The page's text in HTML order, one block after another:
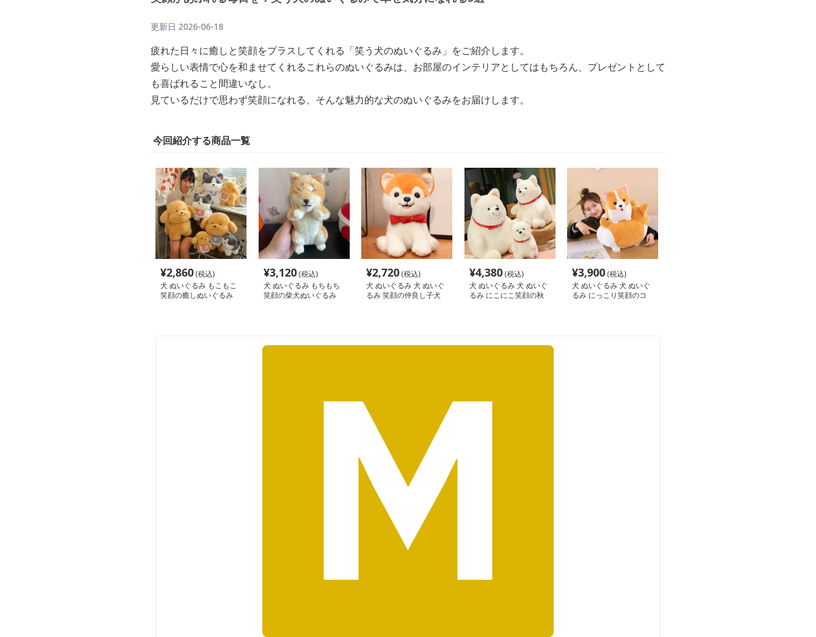
更新日 2026-06-18
疲れた日々に癒しと笑顔をプラスしてくれる「笑う犬のぬいぐるみ」をご紹介します。
愛らしい表情で心を和ませてくれるこれらのぬいぐるみは、お部屋のインテリアとしてはもちろん、プレゼントとして
も喜ばれること間違いなし。
見ているだけで思わず笑顔になれる、そんな魅力的な犬のぬいぐるみをお届けします。
今回紹介する商品一覧
¥2,860(税込)
犬 ぬいぐるみ もこもこ
笑顔の癒しぬいぐるみ
¥3,120(税込)
犬 ぬいぐるみ もちもち
笑顔の柴犬ぬいぐるみ
¥2,720(税込)
犬 ぬいぐるみ 犬 ぬいぐ
るみ 笑顔の仲良し子犬
¥4,380(税込)
犬 ぬいぐるみ 犬 ぬいぐ
るみ にこにこ笑顔の秋
¥3,900(税込)
犬 ぬいぐるみ 犬 ぬいぐ
るみ にっこり笑顔のコ